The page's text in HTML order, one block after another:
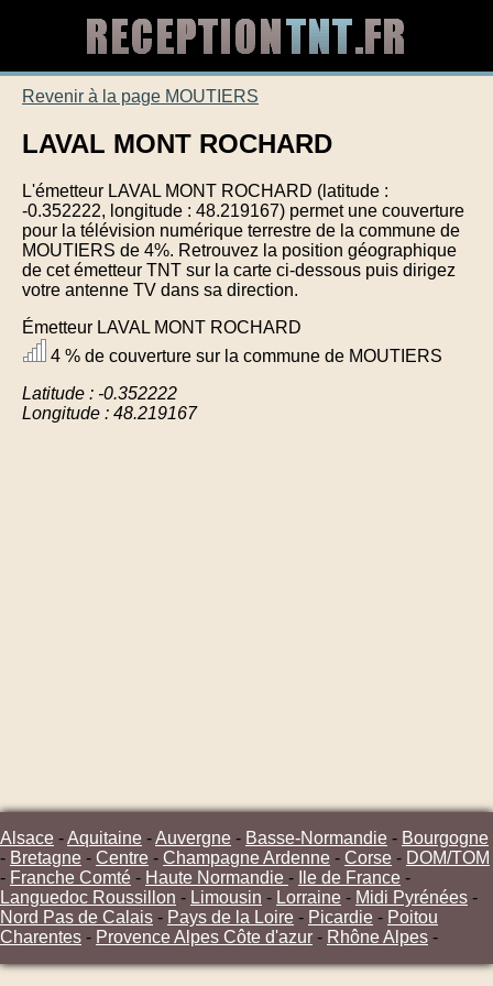
Revenir à la page MOUTIERS
LAVAL MONT ROCHARD
L'émetteur LAVAL MONT ROCHARD (latitude :
-0.352222, longitude : 48.219167) permet une couverture
pour la télévision numérique terrestre de la commune de
MOUTIERS de 4%. Retrouvez la position géographique
de cet émetteur TNT sur la carte ci-dessous puis dirigez
votre antenne TV dans sa direction.
Émetteur LAVAL MONT ROCHARD
4 % de couverture sur la commune de MOUTIERS
Latitude : -0.352222
Longitude : 48.219167
Alsace -Aquitaine -Auvergne - Basse-Normandie - Bourgogne
- Bretagne - Centre - Champagne Ardenne - Corse - DOM/TOM
- Franche Comté - Haute Normandie - Ile de France -
Languedoc Roussillon - Limousin - Lorraine - Midi Pyrénées -
Nord Pas de Calais - Pays de la Loire - Picardie - Poitou
Charentes - Provence Alpes Côte d'azur - Rhône Alpes -